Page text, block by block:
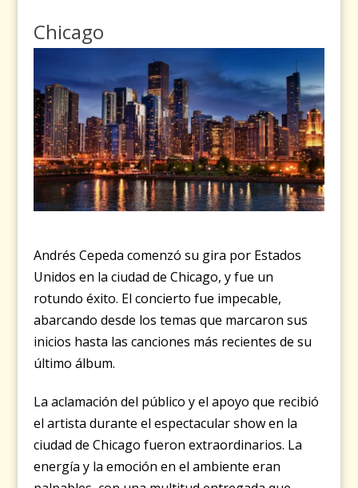
Chicago
Andrés Cepeda comenzó su gira por Estados
Unidos en la ciudad de Chicago, y fue un
rotundo éxito. El concierto fue impecable,
abarcando desde los temas que marcaron sus
inicios hasta las canciones más recientes de su
último álbum.
La aclamación del público y el apoyo que recibió
el artista durante el espectacular show en la
ciudad de Chicago fueron extraordinarios. La
energía y la emoción en el ambiente eran